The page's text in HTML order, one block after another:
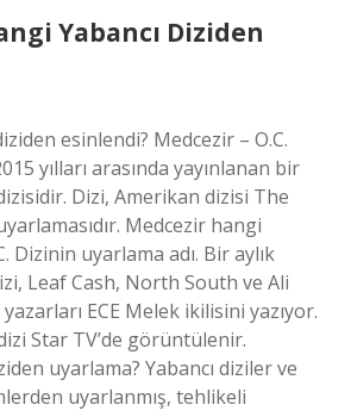
Yabancı Diziden
esinlendi? Medcezir – O.C.
yılları arasında yayınlanan bir
Dizi, Amerikan dizisi The
Medcezir hangi
Dizinin uyarlama adı. Bir aylık
Leaf Cash, North South ve Ali
ECE Melek ikilisini yazıyor.
Star TV’de görüntülenir.
uyarlama? Yabancı diziler ve
uyarlanmış, tehlikeli